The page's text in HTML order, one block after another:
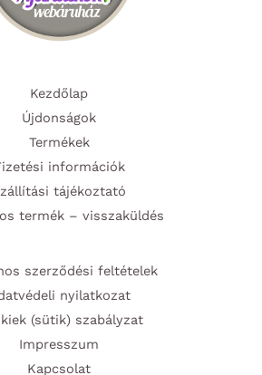
Kezdőlap
Újdonságok
Termékek
információk
tájékoztató
termék – visszaküldés
szerződési feltételek
nyilatkozat
(sütik) szabályzat
Impresszum
Kapcsolat